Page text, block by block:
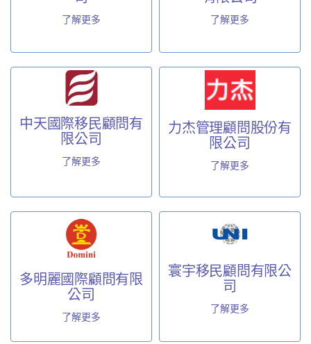
了解更多 了解更多
中天國際移民顧問有
限公司
了解更多
力杰管理顧問股份有
限公司
了解更多
多明麗國際顧問有限
公司
了解更多
寰宇移民顧問有限公
司
了解更多